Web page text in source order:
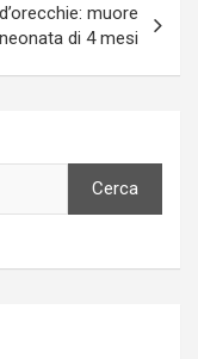
muore
neonata di 4 mesi
Cerca